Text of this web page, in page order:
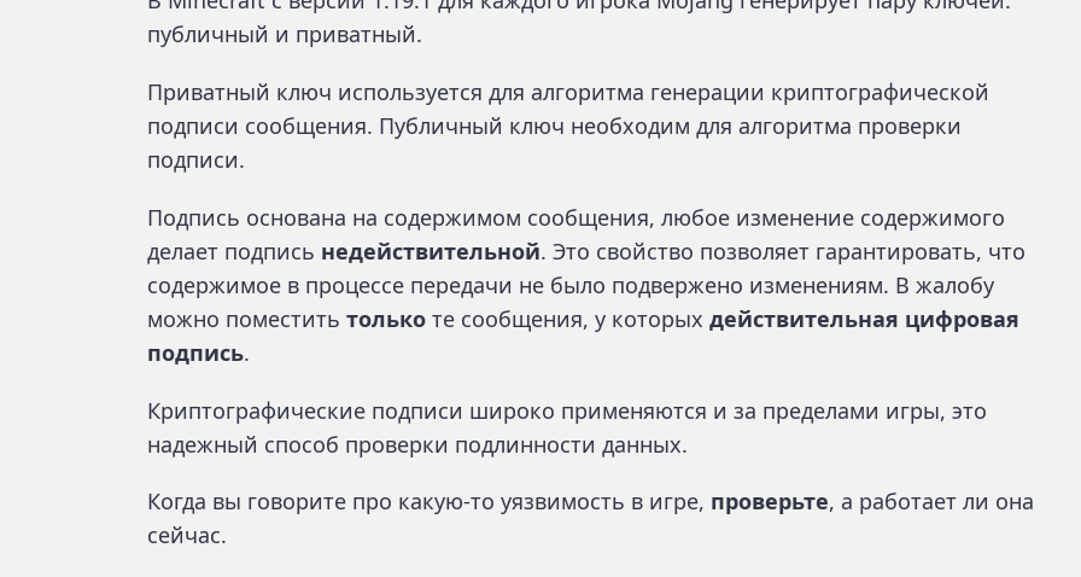
публичный и приватный.
Приватный ключ используется для алгоритма генерации криптографической
подписи сообщения. Публичный ключ необходим для алгоритма проверки
подписи.
Подпись основана на содержимом сообщения, любое изменение содержимого
делает подпись недействительной. Это свойство позволяет гарантировать, что
содержимое в процессе передачи не было подвержено изменениям. В жалобу
можно поместить только те сообщения, у которых действительная цифровая
подпись.
Криптографические подписи широко применяются и за пределами игры, это
надежный способ проверки подлинности данных.
Когда вы говорите про какую-то уязвимость в игре, проверьте, а работает ли она
сейчас.